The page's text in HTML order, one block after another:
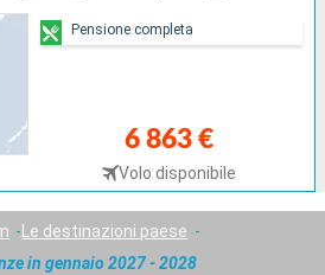
6 863 €
Volo disponibile
Pensione completa
Le destinazioni paese
in gennaio 2027 - 2028